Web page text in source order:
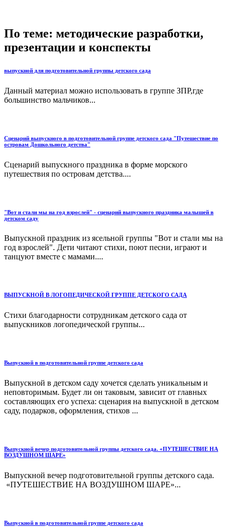
По теме: методические разработки,
презентации и конспекты
выпускной для подготовительной группы детского сада
Данный материал можно использовать в группе ЗПР,где
большинство мальчиков...
Сценарий выпускного в подготовительной группе детского сада "Путешествие по
островам Дошкольного детства"
Сценарий выпускного праздника в форме морского
путешествия по островам детства....
"Вот и стали мы на год взрослей" - сценарий выпускного праздника малышей в
детском саду
Выпускной праздник из ясельной группы "Вот и стали мы на
год взрослей". Дети читают стихи, поют песни, играют и
танцуют вместе с мамами....
ВЫПУСКНОЙ В ЛОГОПЕДИЧЕСКОЙ ГРУППЕ ДЕТСКОГО САДА
Стихи благодарности сотрудникам детского сада от
выпускников логопедической группы...
Выпускной в подготовительной группе детского сада
Выпускной в детском саду хочется сделать уникальным и
неповторимым. Будет ли он таковым, зависит от главных
составляющих его успеха: сценария на выпускной в детском
саду, подарков, оформления, стихов ...
Выпускной вечер подготовительной группы детского сада. «ПУТЕШЕСТВИЕ НА
ВОЗДУШНОМ ШАРЕ»
Выпускной вечер подготовительной группы детского сада.
«ПУТЕШЕСТВИЕ НА ВОЗДУШНОМ ШАРЕ»...
Выпускной в подготовительной группе детского сада